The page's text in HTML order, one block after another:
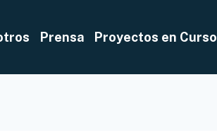
Prensa Proyectos en Curso